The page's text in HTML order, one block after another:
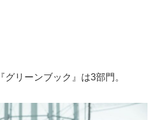
リーンブック』は3部門。